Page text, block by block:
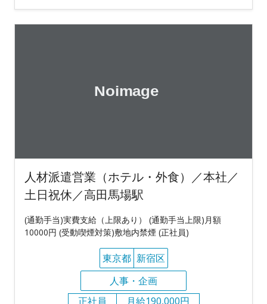
人材派遣営業（ホテル・外食）／本社／
土日祝休／高田馬場駅
(通勤手当)実費支給（上限あり） (通勤手当上限)月額
10000円 (受動喫煙対策)敷地内禁煙 (正社員)
東京都 新宿区
人事・企画
正社員
月給190,000円